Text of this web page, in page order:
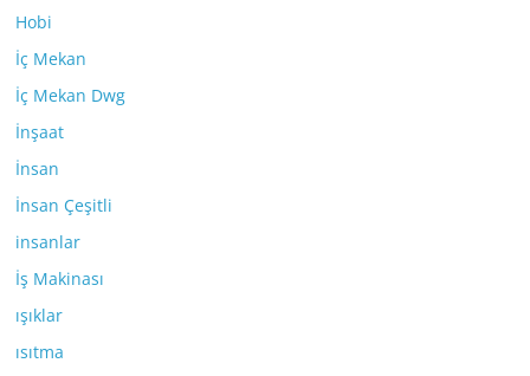
Hobi
İç Mekan
İç Mekan Dwg
İnşaat
İnsan
İnsan Çeşitli
insanlar
İş Makinası
ışıklar
ısıtma